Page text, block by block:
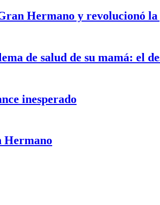
Hermano y revolucionó la
de salud de su mamá: el
inesperado
Hermano